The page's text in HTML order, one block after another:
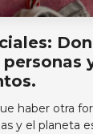
haber otra
y el planeta